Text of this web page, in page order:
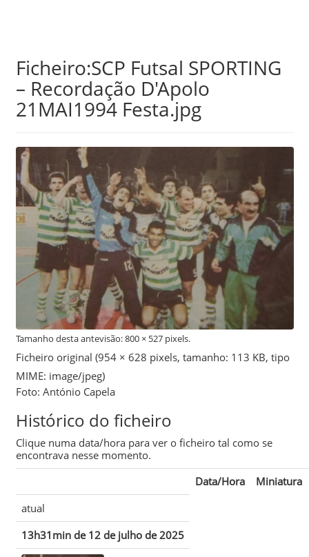
main
content
Ficheiro:SCP Futsal SPORTING
– Recordação D'Apolo
21MAI1994 Festa.jpg
Tamanho desta antevisão:800 × 527 pixels.
Ficheiro original (954 × 628 pixels, tamanho: 113 KB, tipo
MIME: image/jpeg)
Foto: António Capela
Histórico do ficheiro
Clique numa data/hora para ver o ficheiro tal como se
encontrava nesse momento.
Data/Hora
Miniatura
atual
13h31min de 12 de julho de 2025